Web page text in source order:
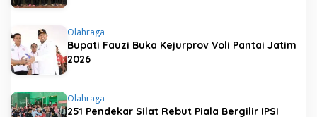
Olahraga
Bupati Fauzi Buka Kejurprov Voli Pantai Jatim
2026
Olahraga
251 Pendekar Silat Rebut Piala Bergilir IPSI